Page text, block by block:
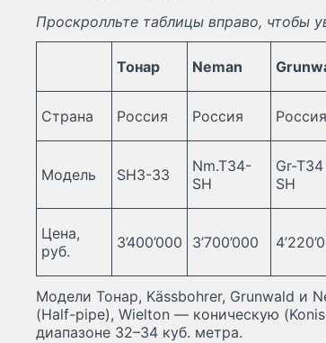
Проскролльте таблицы вправо, чтобы
Тонар Neman
Страна Россия Россия Россия
Модель SH3-33
Nm.T34-
SH
Gr-T34
SH
Цена,
руб.
3’400’000 3’700’000
Модели Тонар, Kässbohrer, Grunwald и
(Half-pipe), Wielton — коническую
диапазоне 32–34 куб. метра.